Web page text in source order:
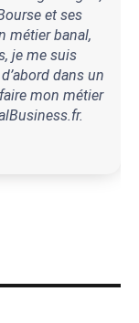
et ses
métier banal,
je me suis
dans un
mon métier